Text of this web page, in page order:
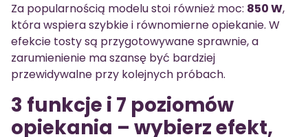
Za popularnością modelu stoi również moc: 850 W,
która wspiera szybkie i równomierne opiekanie. W
efekcie tosty są przygotowywane sprawnie, a
zarumienienie ma szansę być bardziej
przewidywalne przy kolejnych próbach.
3 funkcje i 7 poziomów
opiekania – wybierz efekt,